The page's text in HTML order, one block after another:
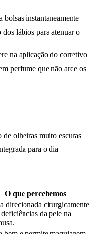
instantaneamente
lábios para atenuar o
na aplicação do corretivo
perfume que não arde os
de olheiras muito escuras
para o dia
O que percebemos
direcionada cirurgicamente
deficiências da pele na